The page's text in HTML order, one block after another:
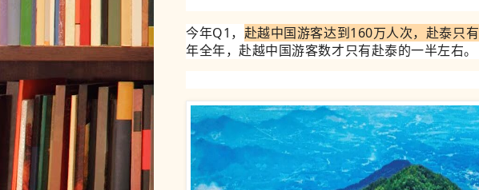
今年Q1， 赴越中国游客达到160万人次，赴泰只
年全年，赴越中国游客数才只有赴泰的一半左右。